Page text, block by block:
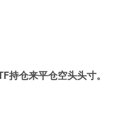
持仓来平仓空头头寸。